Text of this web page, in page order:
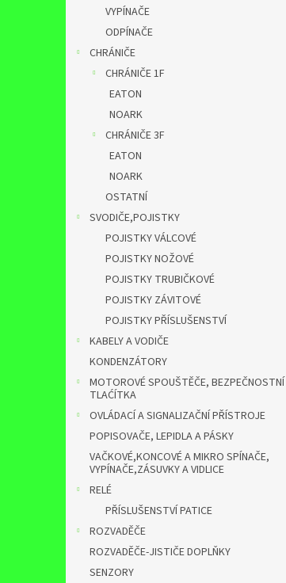
VYPÍNAČE
ODPÍNAČE
CHRÁNIČE
CHRÁNIČE 1F
EATON
NOARK
CHRÁNIČE 3F
EATON
NOARK
OSTATNÍ
SVODIČE,POJISTKY
POJISTKY VÁLCOVÉ
POJISTKY NOŽOVÉ
POJISTKY TRUBIČKOVÉ
POJISTKY ZÁVITOVÉ
POJISTKY PŘÍSLUŠENSTVÍ
KABELY A VODIČE
KONDENZÁTORY
MOTOROVÉ SPOUŠTĚČE, BEZPEČNOSTNÍ
TLAĆÍTKA
OVLÁDACÍ A SIGNALIZAČNÍ PŘÍSTROJE
POPISOVAČE, LEPIDLA A PÁSKY
VAČKOVÉ,KONCOVÉ A MIKRO SPÍNAČE,
VYPÍNAČE,ZÁSUVKY A VIDLICE
RELÉ
PŘÍSLUŠENSTVÍ PATICE
ROZVADĚČE
ROZVADĚČE-JISTIČE DOPLŇKY
SENZORY